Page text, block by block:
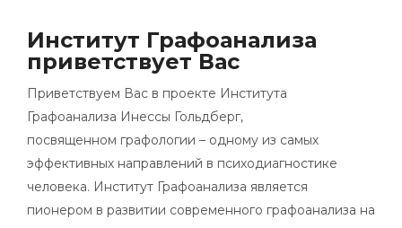
Институт Графоанализа
приветствует Вас
Приветствуем Вас в проекте Института
Графоанализа Инессы Гольдберг,
посвященном графологии – одному из самых
эффективных направлений в психодиагностике
человека. Институт Графоанализа является
пионером в развитии современного графоанализа на